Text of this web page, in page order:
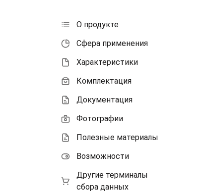
О продукте
Сфера применения
Характеристики
Комплектация
Документация
Фотографии
Полезные материалы
Возможности
Другие терминалы
сбора данных